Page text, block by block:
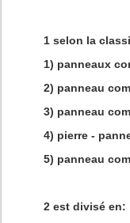
1 selon la
1) panneaux
2) panneau
3) panneau
4) pierre -
5) panneau
2 est divisé en: